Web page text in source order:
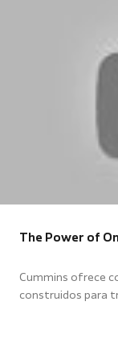
The Power of
Cummins ofrece
construidos para